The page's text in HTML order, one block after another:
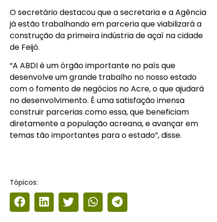
O secretário destacou que a secretaria e a Agência
já estão trabalhando em parceria que viabilizará a
construção da primeira indústria de açaí na cidade
de Feijó.
“A ABDI é um órgão importante no país que
desenvolve um grande trabalho no nosso estado
com o fomento de negócios no Acre, o que ajudará
no desenvolvimento. É uma satisfação imensa
construir parcerias como essa, que beneficiam
diretamente a população acreana, e avançar em
temas tão importantes para o estado”, disse.
Tópicos: